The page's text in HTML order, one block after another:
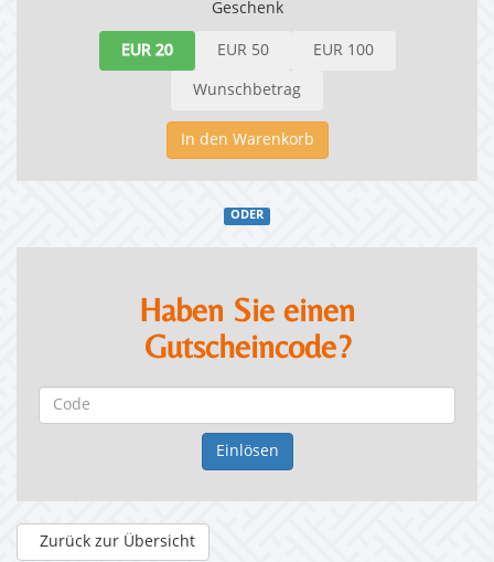
Geschenk
EUR 20 EUR 50 EUR 100
Wunschbetrag
In den Warenkorb
ODER
Haben Sie einen
Gutscheincode?
Zurück zur Übersicht